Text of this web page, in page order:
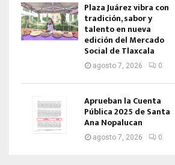
Plaza Juárez vibra con
tradición, sabor y
talento en nueva
edición del Mercado
Social de Tlaxcala
agosto 7, 2026 0
Aprueban la Cuenta
Pública 2025 de Santa
Ana Nopalucan
agosto 7, 2026 0